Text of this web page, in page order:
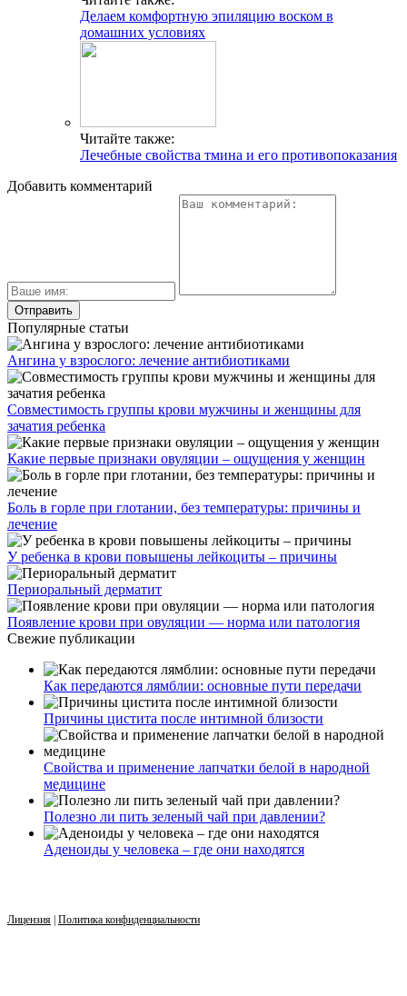
Делаем комфортную эпиляцию воском в
домашних условиях
Читайте также:
Лечебные свойства тмина и его противопоказания
Добавить комментарий
Популярные статьи
Ангина у взрослого: лечение антибиотиками
Совместимость группы крови мужчины и женщины для
зачатия ребенка
Какие первые признаки овуляции – ощущения у женщин
Боль в горле при глотании, без температуры: причины и
лечение
У ребенка в крови повышены лейкоциты – причины
Периоральный дерматит
Появление крови при овуляции — норма или патология
Свежие публикации
Как передаются лямблии: основные пути передачи
Причины цистита после интимной близости
Свойства и применение лапчатки белой в народной
медицине
Полезно ли пить зеленый чай при давлении?
Аденоиды у человека – где они находятся
Лицензия Политика конфиденциальности